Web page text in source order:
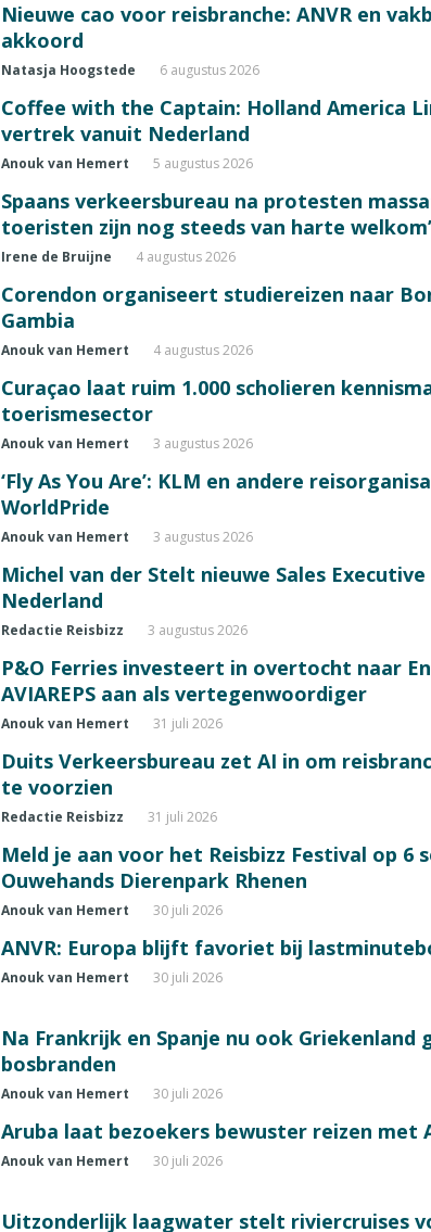
Nieuwe cao voor reisbranche: ANVR en
akkoord
Natasja Hoogstede 6 augustus 2026
Coffee with the Captain: Holland America
vertrek vanuit Nederland
Anouk van Hemert 5 augustus 2026
Spaans verkeersbureau na protesten
toeristen zijn nog steeds van harte welkom’
Irene de Bruijne 4 augustus 2026
Corendon organiseert studiereizen naar
Gambia
Anouk van Hemert 4 augustus 2026
Curaçao laat ruim 1.000 scholieren
toerismesector
Anouk van Hemert 3 augustus 2026
‘Fly As You Are’: KLM en andere
WorldPride
Anouk van Hemert 3 augustus 2026
Michel van der Stelt nieuwe Sales Executive
Nederland
Redactie Reisbizz 3 augustus 2026
P&O Ferries investeert in overtocht naar
AVIAREPS aan als vertegenwoordiger
Anouk van Hemert 31 juli 2026
Duits Verkeersbureau zet AI in om
te voorzien
Redactie Reisbizz 31 juli 2026
Meld je aan voor het Reisbizz Festival op 6
Ouwehands Dierenpark Rhenen
Anouk van Hemert 30 juli 2026
ANVR: Europa blijft favoriet bij
Anouk van Hemert 30 juli 2026
Na Frankrijk en Spanje nu ook
bosbranden
Anouk van Hemert 30 juli 2026
Aruba laat bezoekers bewuster reizen met
Anouk van Hemert 30 juli 2026
Uitzonderlijk laagwater stelt riviercruises